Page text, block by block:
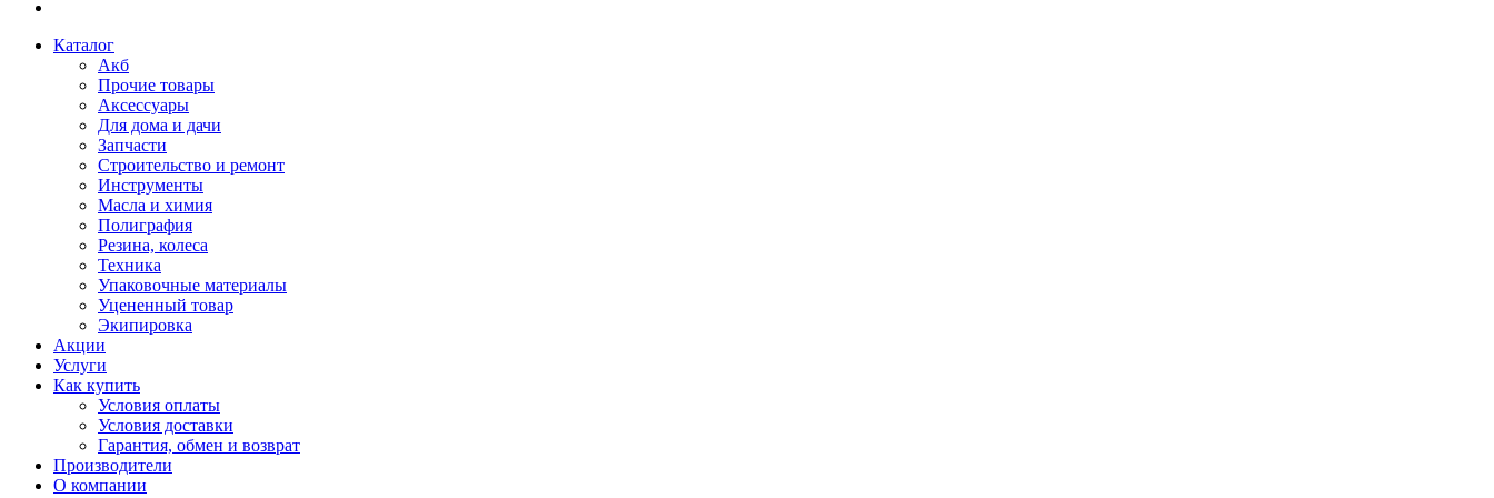
Каталог
Акб
Прочие товары
Аксессуары
Для дома и дачи
Запчасти
Строительство и ремонт
Инструменты
Масла и химия
Полиграфия
Резина, колеса
Техника
Упаковочные материалы
Уцененный товар
Экипировка
Акции
Услуги
Как купить
Условия оплаты
Условия доставки
Гарантия, обмен и возврат
Производители
О компании